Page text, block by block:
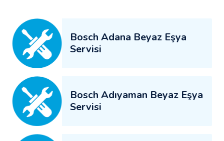
Bosch Adana Beyaz Eşya
Servisi
Bosch Adıyaman Beyaz Eşya
Servisi